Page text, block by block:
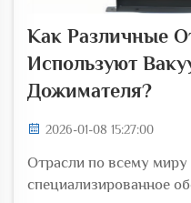
Как Различные
Используют
Дожимателя?
2026-01-08 15:27:00
Отрасли по всему миру
специализированное